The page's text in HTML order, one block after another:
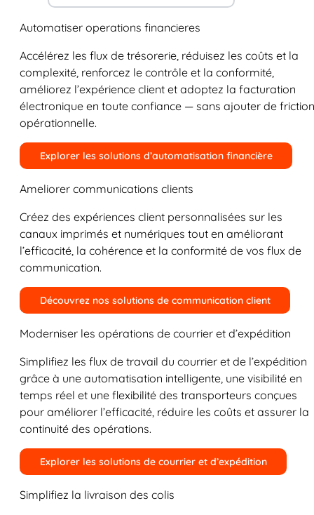
Automatiser operations financieres
Accélérez les flux de trésorerie, réduisez les coûts et la
complexité, renforcez le contrôle et la conformité,
améliorez l’expérience client et adoptez la facturation
électronique en toute confiance — sans ajouter de friction
opérationnelle.
Explorer les solutions d’automatisation financière
Ameliorer communications clients
Créez des expériences client personnalisées sur les
canaux imprimés et numériques tout en améliorant
l’efficacité, la cohérence et la conformité de vos flux de
communication.
Découvrez nos solutions de communication client
Moderniser les opérations de courrier et d’expédition
Simplifiez les flux de travail du courrier et de l’expédition
grâce à une automatisation intelligente, une visibilité en
temps réel et une flexibilité des transporteurs conçues
pour améliorer l’efficacité, réduire les coûts et assurer la
continuité des opérations.
Explorer les solutions de courrier et d’expédition
Simplifiez la livraison des colis